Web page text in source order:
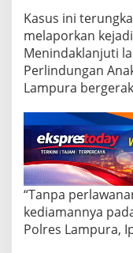
n
a
k
K
a
n
u
n
g
,
P
o
l
i
s
Kasus ini
melaporkan
Menindaklanjuti
Perlindungan
Lampura
“Tanpa
kediamannya
Polres Lampura,